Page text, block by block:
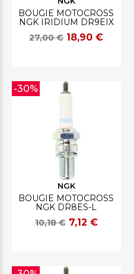
BOUGIE MOTOCROSS
NGK IRIDIUM DR9EIX
27,00 € 18,90 €
NGK
BOUGIE MOTOCROSS
NGK DR8ES-L
10,18 € 7,12 €
-30%